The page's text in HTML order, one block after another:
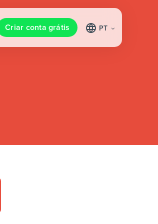
Criar conta grátis PT